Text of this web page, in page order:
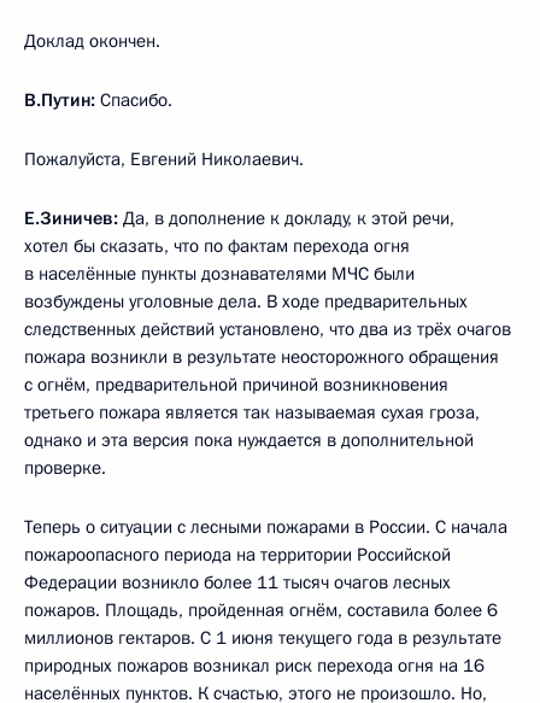
Доклад окончен.
В.Путин: Спасибо.
Пожалуйста, Евгений Николаевич.
Е.Зиничев: Да, в дополнение к докладу, к этой речи,
хотел бы сказать, что по фактам перехода огня
в населённые пункты дознавателями МЧС были
возбуждены уголовные дела. В ходе предварительных
следственных действий установлено, что два из трёх очагов
пожара возникли в результате неосторожного обращения
с огнём, предварительной причиной возникновения
третьего пожара является так называемая сухая гроза,
однако и эта версия пока нуждается в дополнительной
проверке.
Теперь о ситуации с лесными пожарами в России. С начала
пожароопасного периода на территории Российской
Федерации возникло более 11 тысяч очагов лесных
пожаров. Площадь, пройденная огнём, составила более 6
миллионов гектаров. С 1 июня текущего года в результате
природных пожаров возникал риск перехода огня на 16
населённых пунктов. К счастью, этого не произошло. Но,